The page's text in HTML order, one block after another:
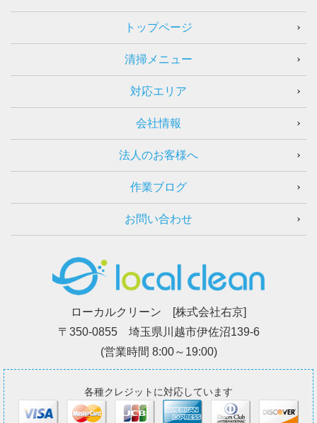
トップページ
清掃メニュー
対応エリア
会社情報
法人のお客様へ
作業ブログ
お問い合わせ
ローカルクリーン [株式会社右京]
〒350-0855 埼玉県川越市伊佐沼139-6
(営業時間 8:00～19:00)
各種クレジットに対応しています